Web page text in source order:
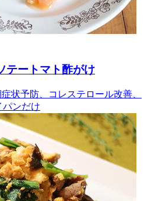
テートマト酢がけ
状予防、コレステロール改善、
パンだけ